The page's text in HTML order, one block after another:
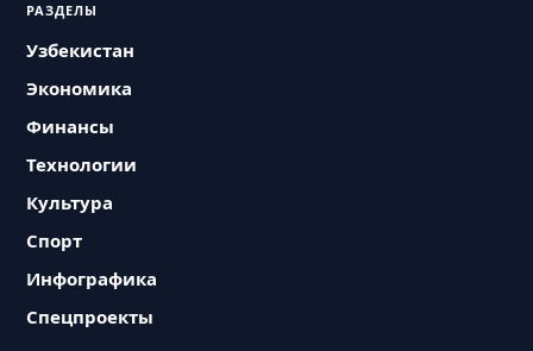
РАЗДЕЛЫ
Узбекистан
Экономика
Финансы
Технологии
Культура
Спорт
Инфографика
Спецпроекты